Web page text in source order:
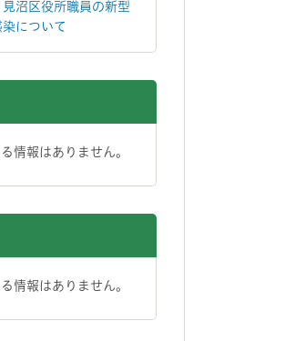
見沼区役所職員の新型
について
情報はありません。
情報はありません。